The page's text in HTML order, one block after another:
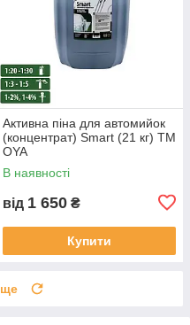
Активна піна для автомийок
(концентрат) Smart (21 кг) ТМ
OYA
В наявності
від 1 650 ₴
Купити
ще